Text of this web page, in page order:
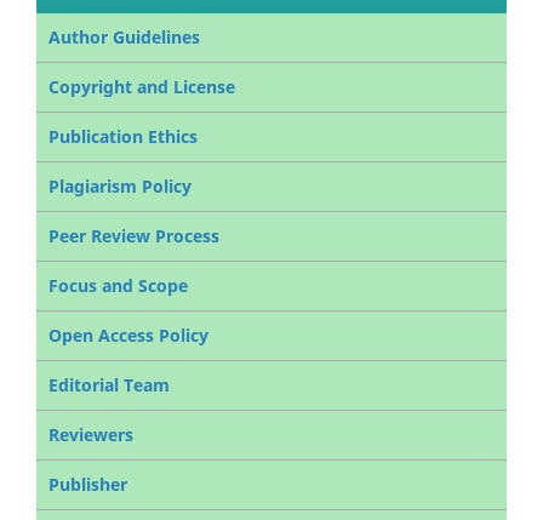
Author Guidelines
Copyright and License
Publication Ethics
Plagiarism Policy
Peer Review Process
Focus and Scope
Open Access Policy
Editorial Team
Reviewers
Publisher